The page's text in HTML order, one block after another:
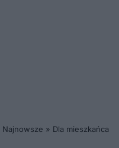
Najnowsze » Dla mieszkańca